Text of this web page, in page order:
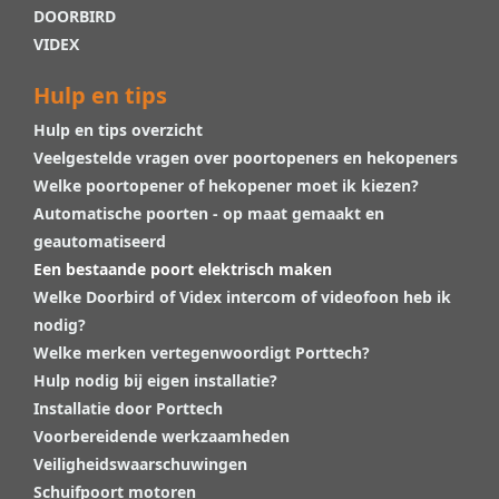
DOORBIRD
VIDEX
Hulp en tips
Hulp en tips overzicht
Veelgestelde vragen over poortopeners en hekopeners
Welke poortopener of hekopener moet ik kiezen?
Automatische poorten - op maat gemaakt en
geautomatiseerd
Een bestaande poort elektrisch maken
Welke Doorbird of Videx intercom of videofoon heb ik
nodig?
Welke merken vertegenwoordigt Porttech?
Hulp nodig bij eigen installatie?
Installatie door Porttech
Voorbereidende werkzaamheden
Veiligheidswaarschuwingen
Schuifpoort motoren